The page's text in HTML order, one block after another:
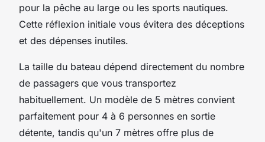
pour la pêche au large ou les sports nautiques.
Cette réflexion initiale vous évitera des déceptions
et des dépenses inutiles.
La taille du bateau dépend directement du nombre
de passagers que vous transportez
habituellement. Un modèle de 5 mètres convient
parfaitement pour 4 à 6 personnes en sortie
détente, tandis qu'un 7 mètres offre plus de